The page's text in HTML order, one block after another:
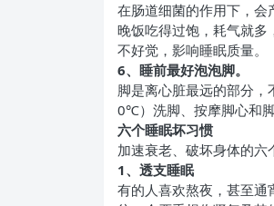
在肠道细菌的作用下，会
晚饭吃得过饱，耗气就
不好觉，影响睡眠质量。
6、睡前最好泡泡脚。
脚是离心脏最远的部分
0℃）洗脚、按摩脚心和
六个睡眠坏习惯
加速衰老、破坏身体的六
1、透支睡眠
有的人喜欢熬夜，甚至通